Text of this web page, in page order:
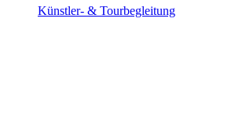
Künstler- & Tourbegleitung